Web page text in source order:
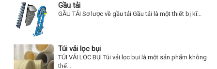
Gầu tải
GẦU TẢI Sơ lược về gầu tải Gầu tải là một thiết bị kĩ...
Túi vải lọc bụi
TÚI VẢI LỌC BỤI Túi vải lọc bụi là một sản phẩm không
thể...